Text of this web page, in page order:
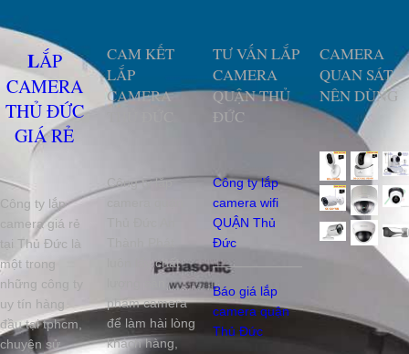
LẮP
CAMERA
THỦ ĐỨC
GIÁ RẺ
Công ty lắp
camera giá rẻ
tại Thủ Đức là
một trong
những công ty
uy tín hàng
đầu tại tphcm,
chuyên sử
CAM KẾT
LẮP
CAMERA
Công ty lắp
luôn lấy chất
phẩm camera
để làm hài lòng
khách hàng,
TƯ VẤN LẮP
CAMERA
QUẬN THỦ
ĐỨC
Công ty lắp
camera wifi
QUẬN Thủ
Đức
Báo giá lắp
camera quận
Thủ Đức
CAMERA
QUAN SÁT
NÊN DÙNG